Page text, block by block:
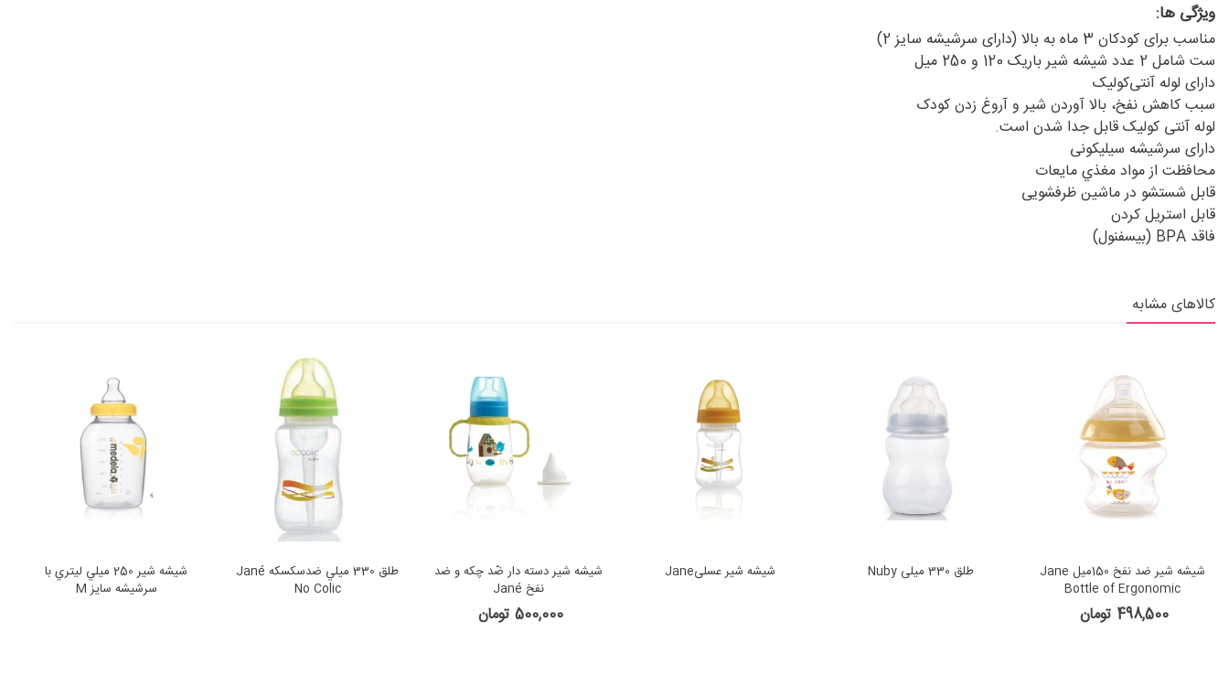
ویژگی ها:
مناسب برای کودکان 3 ماه به بالا (دارای سرشیشه سایز 2)
ست شامل 2 عدد شیشه شیر باریک 120 و 250 میل
دارای لوله آنتی‌کولیک
سبب کاهش نفخ، بالا آوردن شیر و آروغ زدن کودک
لوله آنتی کولیک قابل جدا شدن است.
دارای سرشیشه سیلیکونی
محافظت از مواد مغذي مايعات
قابل شستشو در ماشین ظرفشویی
قابل استریل کردن
فاقد BPA (بيسفنول)
کالاهای مشابه
شیشه شیر ضد نفخ 150میل Jane
Bottle of Ergonomic
498,500 تومان
طلق 330 میلی Nuby شیشه شیر عسلیJane
شیشه شیر دسته دار ضّد چکه و ضد
نفخ Jané
500,000 تومان
طلق 330 ميلي ضدسکسکه Jané
No Colic
شيشه شير 250 ميلي‌ ليتري با
سرشيشه سايز M